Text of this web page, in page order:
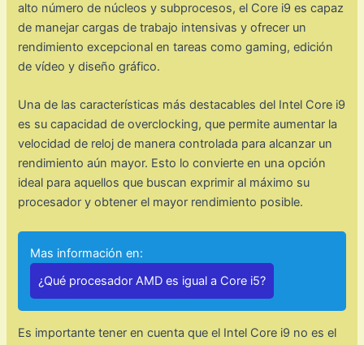
alto número de núcleos y subprocesos, el Core i9 es capaz
de manejar cargas de trabajo intensivas y ofrecer un
rendimiento excepcional en tareas como gaming, edición
de vídeo y diseño gráfico.
Una de las características más destacables del Intel Core i9
es su capacidad de overclocking, que permite aumentar la
velocidad de reloj de manera controlada para alcanzar un
rendimiento aún mayor. Esto lo convierte en una opción
ideal para aquellos que buscan exprimir al máximo su
procesador y obtener el mayor rendimiento posible.
Mas información en:
¿Qué procesador AMD es igual a Core i5?
Es importante tener en cuenta que el Intel Core i9 no es el